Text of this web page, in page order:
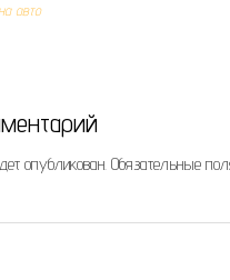
авто
опубликован. Обязательные